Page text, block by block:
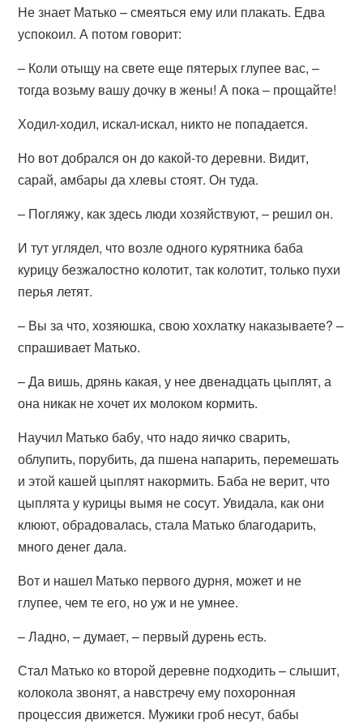
Не знает Матько – смеяться ему или плакать. Едва
успокоил. А потом говорит:
– Коли отыщу на свете еще пятерых глупее вас, –
тогда возьму вашу дочку в жены! А пока – прощайте!
Ходил-ходил, искал-искал, никто не попадается.
Но вот добрался он до какой-то деревни. Видит,
сарай, амбары да хлевы стоят. Он туда.
– Погляжу, как здесь люди хозяйствуют, – решил он.
И тут углядел, что возле одного курятника баба
курицу безжалостно колотит, так колотит, только пухи
перья летят.
– Вы за что, хозяюшка, свою хохлатку наказываете? –
спрашивает Матько.
– Да вишь, дрянь какая, у нее двенадцать цыплят, а
она никак не хочет их молоком кормить.
Научил Матько бабу, что надо яичко сварить,
облупить, порубить, да пшена напарить, перемешать
и этой кашей цыплят накормить. Баба не верит, что
цыплята у курицы вымя не сосут. Увидала, как они
клюют, обрадовалась, стала Матько благодарить,
много денег дала.
Вот и нашел Матько первого дурня, может и не
глупее, чем те его, но уж и не умнее.
– Ладно, – думает, – первый дурень есть.
Стал Матько ко второй деревне подходить – слышит,
колокола звонят, а навстречу ему похоронная
процессия движется. Мужики гроб несут, бабы